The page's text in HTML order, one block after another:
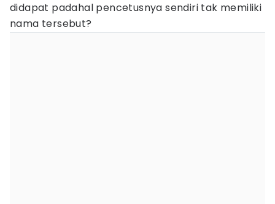
didapat padahal pencetusnya sendiri tak memiliki
nama tersebut?